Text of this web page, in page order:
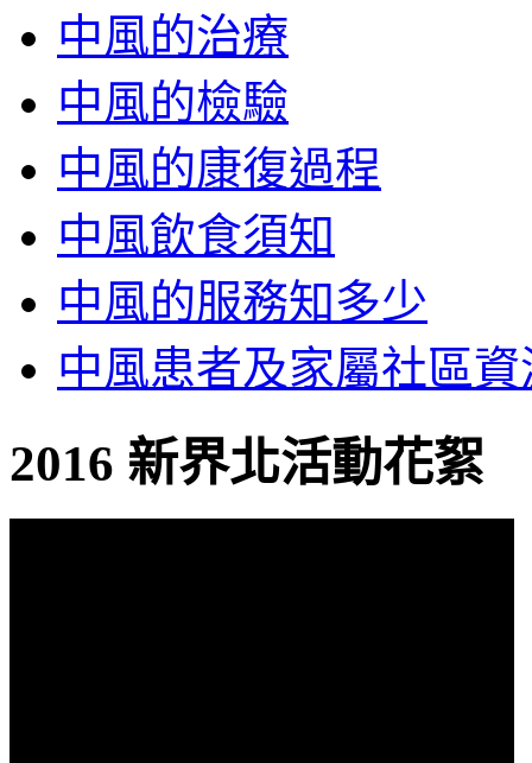
中風的治療
中風的檢驗
中風的康復過程
中風飲食須知
中風的服務知多少
中風患者及家屬社區資
2016 新界北活動花絮